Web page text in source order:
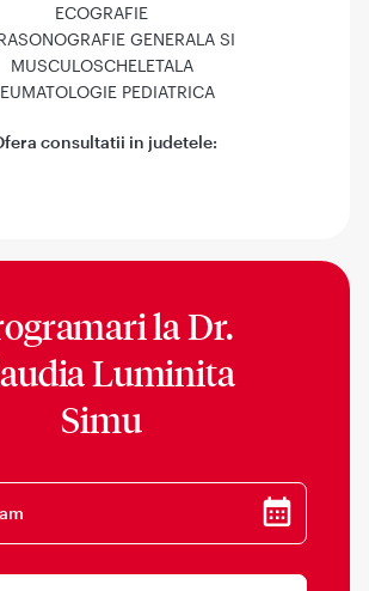
ECOGRAFIE
GENERALA SI
MUSCULOSCHELETALA
PEDIATRICA
consultatii in judetele:
laDr.
Luminita
Simu